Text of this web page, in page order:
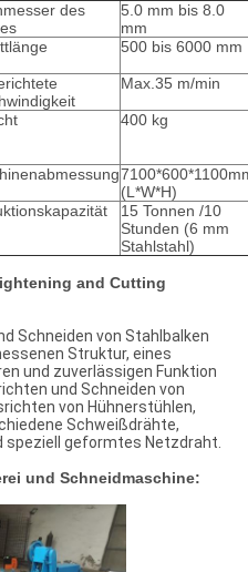
des
5.0 mm bis 8.0
mm
500 bis 6000 mm
Max.35 m/min
400 kg
(L*W*H)
15 Tonnen /10
Stunden (6 mm
Stahlstahl)
and Cutting
Schneiden von Stahlbalken
Struktur, eines
und zuverlässigen Funktion
und Schneiden von
von Hühnerstühlen,
Schweißdrähte,
geformtes Netzdraht.
und Schneidmaschine: